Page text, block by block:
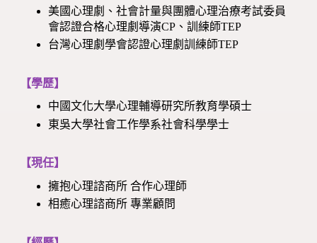
美國心理劇、社會計量與團體心理治療考試委員
會認證合格心理劇導演CP、訓練師TEP
台灣心理劇學會認證心理劇訓練師TEP
【學歷】
中國文化大學心理輔導研究所教育學碩士
東吳大學社會工作學系社會科學學士
【現任】
擁抱心理諮商所 合作心理師
相癒心理諮商所 專業顧問